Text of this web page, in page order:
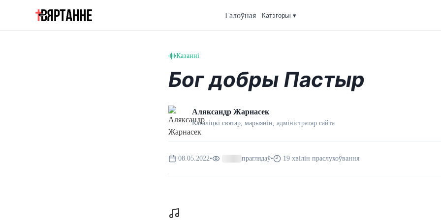
Галоўная Катэгорыi ▾
Казанні
Бог добры Пастыр
Аляксандр Жарнасек
Каталіцкі святар, марыянін, адмiнiстратар сайта
08.05.2022• праглядаў• 19 хвілін праслухоўвання